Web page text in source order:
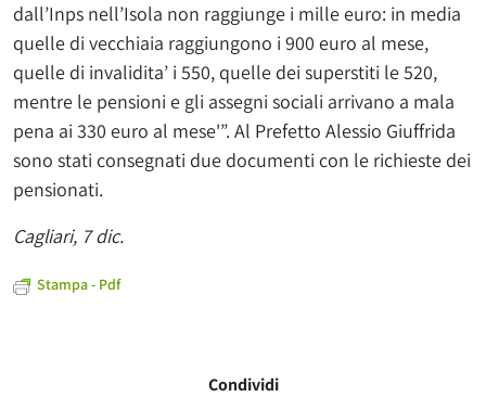
dall’Inps nell’Isola non raggiunge i mille euro: in media
quelle di vecchiaia raggiungono i 900 euro al mese,
quelle di invalidita’ i 550, quelle dei superstiti le 520,
mentre le pensioni e gli assegni sociali arrivano a mala
pena ai 330 euro al mese'”. Al Prefetto Alessio Giuffrida
sono stati consegnati due documenti con le richieste dei
pensionati.
Cagliari, 7 dic.
Stampa - Pdf
Condividi